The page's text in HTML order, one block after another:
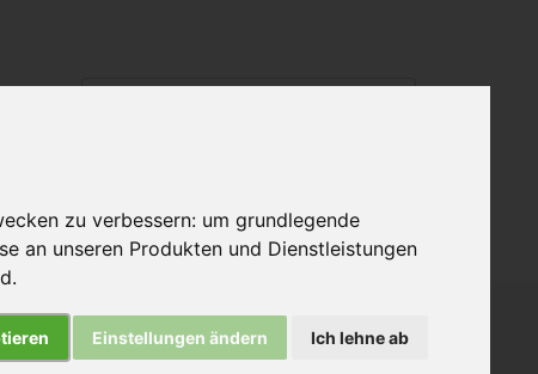
zu verbessern: um grundlegende
an unseren Produkten und Dienstleistungen
.
Ich lehne ab
Einstellungen ändern
Informiert bleiben